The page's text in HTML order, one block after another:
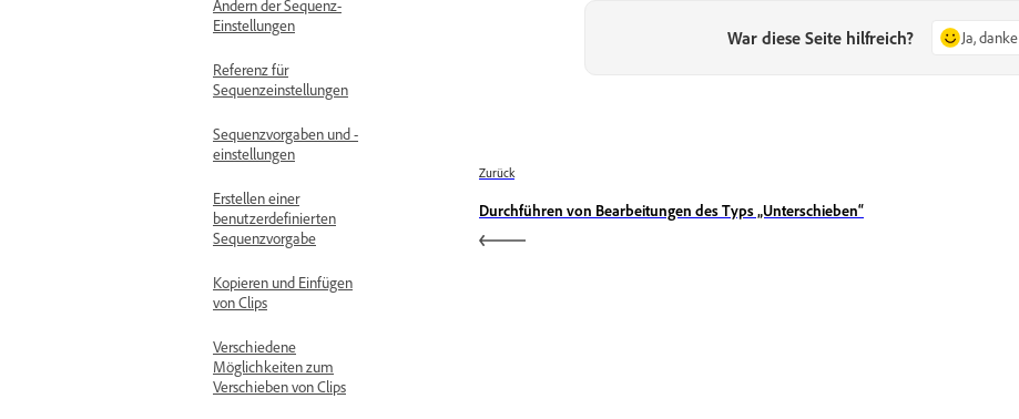
Ändern der Sequenz-
Einstellungen
Referenz für
Sequenzeinstellungen
Sequenzvorgaben und -
einstellungen
Erstellen einer
benutzerdefinierten
Sequenzvorgabe
Kopieren und Einfügen
von Clips
Verschiedene
Möglichkeiten zum
Verschieben von Clips
War diese Seite hilfreich? Ja, danke
Zurück
Durchführen von Bearbeitungen des Typs „Unterschieben“